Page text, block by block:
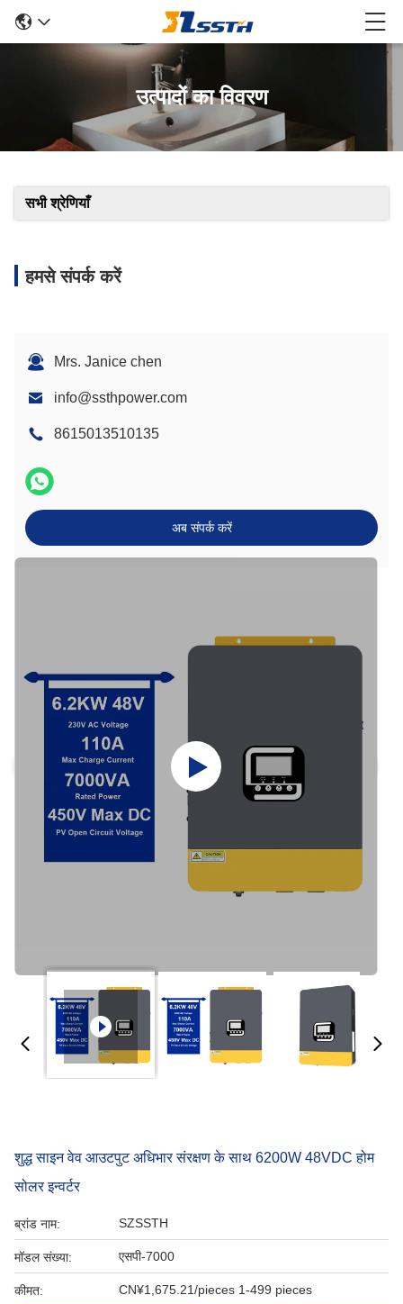
उत्पादों का विवरण
सभी श्रेणियाँ
हमसे संपर्क करें
Mrs. Janice chen
info@ssthpower.com
8615013510135
अब संपर्क करें
शुद्ध साइन वेव आउटपुट अधिभार संरक्षण के साथ 6200W 48VDC होम
सोलर इन्वर्टर
ब्रांड नाम: SZSSTH
मॉडल संख्या: एसपी-7000
कीमत: CN¥1,675.21/pieces 1-499 pieces